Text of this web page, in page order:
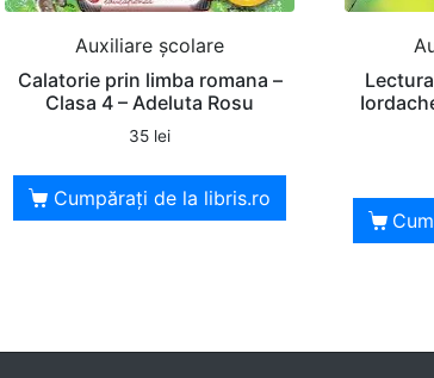
Auxiliare şcolare
Calatorie prin limba romana –
Clasa 4 – Adeluta Rosu
35 lei
Cumpărați de la libris.ro